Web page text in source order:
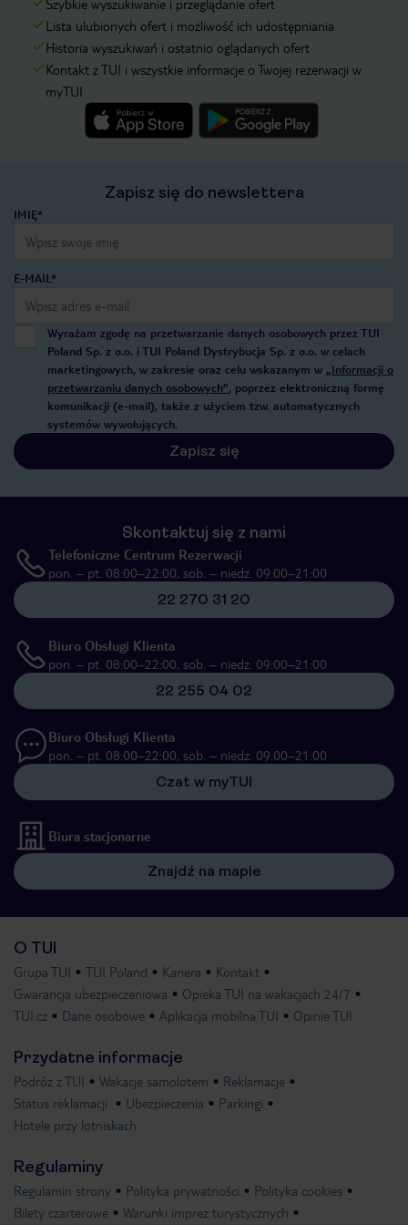
Szybkie wyszukiwanie i przeglądanie ofert
Lista ulubionych ofert i możliwość ich udostępniania
Historia wyszukiwań i ostatnio oglądanych ofert
Kontakt z TUI i wszystkie informacje o Twojej rezerwacji w
myTUI
Zapisz się do newslettera
IMIĘ*
E-MAIL*
Wyrażam zgodę na przetwarzanie danych osobowych przez TUI
Poland Sp. z o.o. i TUI Poland Dystrybucja Sp. z o.o. w celach
marketingowych, w zakresie oraz celu wskazanym w „Informacji o
przetwarzaniu danych osobowych”, poprzez elektroniczną formę
komunikacji (e-mail), także z użyciem tzw. automatycznych
systemów wywołujących.
Zapisz się
Skontaktuj się z nami
Telefoniczne Centrum Rezerwacji
pon. – pt. 08:00–22:00, sob. – niedz. 09:00–21:00
22 270 31 20
Biuro Obsługi Klienta
pon. – pt. 08:00–22:00, sob. – niedz. 09:00–21:00
22 255 04 02
Biuro Obsługi Klienta
pon. – pt. 08:00–22:00, sob. – niedz. 09:00–21:00
Czat w myTUI
Biura stacjonarne
Znajdź na mapie
O TUI
Grupa TUI TUI Poland Kariera
Kontakt
Gwarancja ubezpieczeniowa
Opieka TUI na wakacjach 24/7
TUI.cz
Dane osobowe Aplikacja mobilna TUI Opinie TUI
Przydatne informacje
Podróż z TUI Wakacje samolotem
Reklamacje
Status reklamacji
Ubezpieczenia
Parkingi
Hotele przy lotniskach
Regulaminy
Regulamin strony Polityka prywatności
Polityka cookies
Bilety czarterowe
Warunki imprez turystycznych